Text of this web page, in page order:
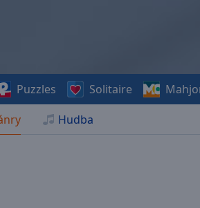
Hudba
Puzzles Solitaire